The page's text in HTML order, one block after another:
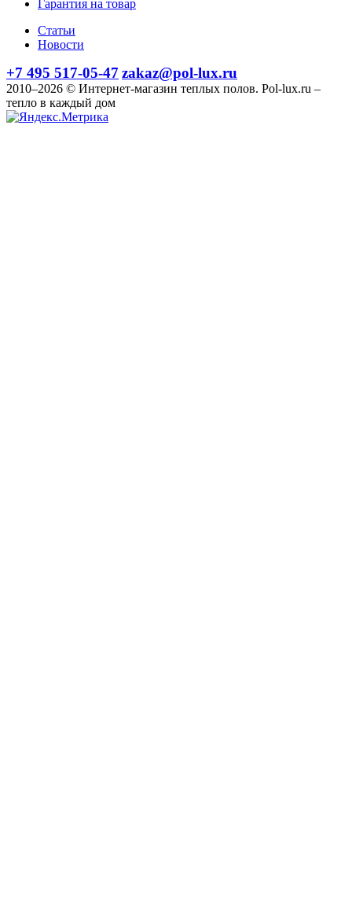
Гарантия на товар
Статьи
Новости
+7 495 517-05-47 zakaz@pol-lux.ru
2010–2026 © Интернет-магазин теплых полов. Pol-lux.ru –
тепло в каждый дом